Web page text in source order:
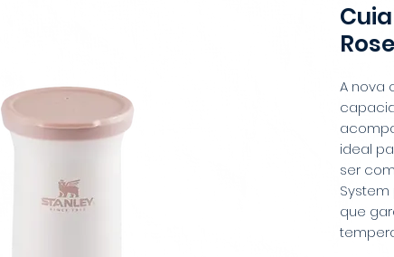
A nova
ideal
ser
que